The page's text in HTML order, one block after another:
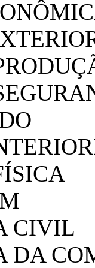
CIVIL
DA